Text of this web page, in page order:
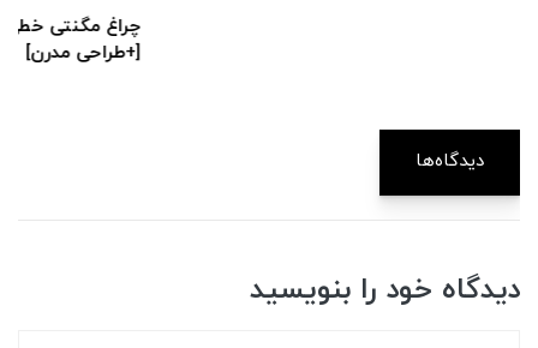
چراغ مگنتی خطی آلومینیومی مدل CHIB-Flat Track Pole
دیدگاه‌ها
دیدگاه خود را بنویسید